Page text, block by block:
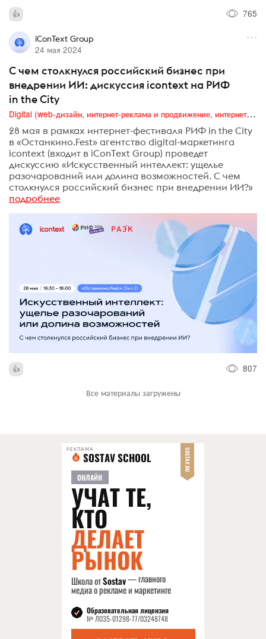
765
iConText Group
24 мая 2024
С чем столкнулся российский бизнес при
внедрении ИИ: дискуссия icontext на РИФ
in the City
Digital (web-дизайн, интернет-реклама и продвижение, интернет-сообщества и блоги, интернет-коммуникации, мобильный маркетинг, реклама на цифровых экранах)
28 мая в рамках интернет-фестиваля РИФ in the City
в «Останкино.Fest» агентство digital-маркетинга
icontext (входит в iConText Group) проведет
дискуссию «Искусственный интеллект: ущелье
разочарований или долина возможностей. С чем
столкнулся российский бизнес при внедрении ИИ?»
подробнее
807
Все материалы загружены
РЕКЛАМА